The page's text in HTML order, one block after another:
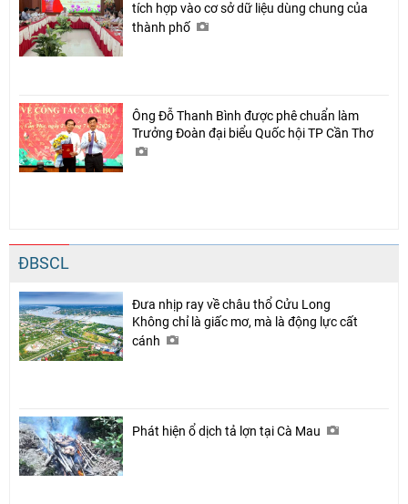
tích hợp vào cơ sở dữ liệu dùng chung của
thành phố
Ông Đỗ Thanh Bình được phê chuẩn làm
Trưởng Đoàn đại biểu Quốc hội TP Cần Thơ
ĐBSCL
Đưa nhịp ray về châu thổ Cửu Long
Không chỉ là giấc mơ, mà là động lực cất
cánh
Phát hiện ổ dịch tả lợn tại Cà Mau